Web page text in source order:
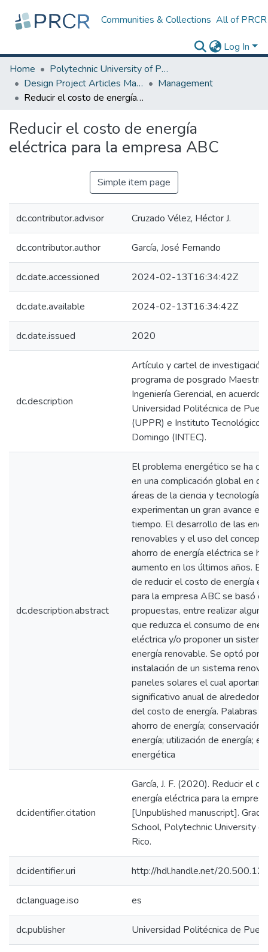
Communities & Collections All of PRCR
Log In
Home
Polytechnic University of Puerto Rico
Design Project Articles Master Degree
Management
Reducir el costo de energía eléctrica para la empresa ABC
Reducir el costo de energía
eléctrica para la empresa ABC
Simple item page
dc.contributor.advisor Cruzado Vélez, Héctor J.
dc.contributor.author García, José Fernando
dc.date.accessioned 2024-02-13T16:34:42Z
dc.date.available 2024-02-13T16:34:42Z
dc.date.issued 2020
dc.description
Artículo y cartel de
programa de posgrado Maestría
Ingeniería Gerencial, en acuerdo
Universidad Politécnica de
(UPPR) e Instituto Tecnológico
Domingo (INTEC).
dc.description.abstract
El problema energético se ha
en una complicación global en
áreas de la ciencia y tecnologías
experimentan un gran avance
tiempo. El desarrollo de las
renovables y el uso del
ahorro de energía eléctrica se
aumento en los últimos años. El
de reducir el costo de energía
para la empresa ABC se basó
propuestas, entre realizar
que reduzca el consumo de
eléctrica y/o proponer un
energía renovable. Se optó por
instalación de un sistema
paneles solares el cual aportaría
significativo anual de alrededor
del costo de energía. Palabras
ahorro de energía; conservación
energía; utilización de energía;
energética
dc.identifier.citation
García, J. F. (2020). Reducir el
energía eléctrica para la
[Unpublished manuscript].
School, Polytechnic University
Rico.
dc.identifier.uri http://hdl.handle.net/
dc.language.iso es
dc.publisher Universidad Politécnica de